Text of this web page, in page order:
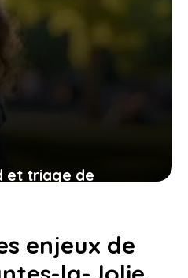
et triage de
enjeux de